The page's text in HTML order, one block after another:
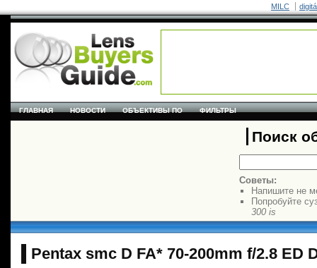
MILC
ГЛАВНАЯ НОВОСТИ ОБЪЕКТИВЫ ПО ФИЛЬТРЫ
Поиск
Советы:
Напишите не
Попробуйте
300 is
Pentax smc D FA* 70-200mm f/2.8 ED